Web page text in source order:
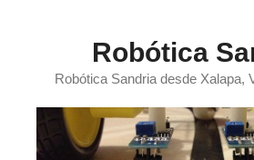
Robótica
Robótica Sandria desde Xalapa,